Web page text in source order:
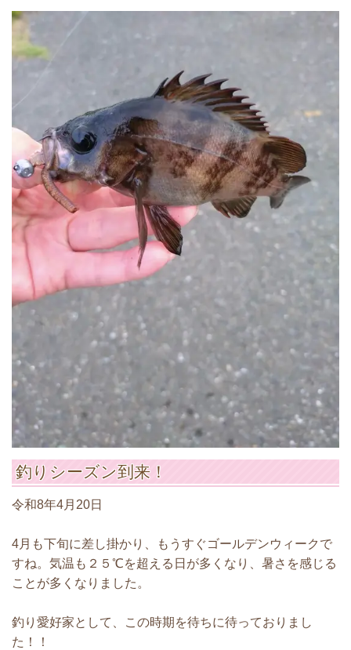
釣りシーズン到来！
令和8年4月20日
4月も下旬に差し掛かり、もうすぐゴールデンウィークで
すね。気温も２５℃を超える日が多くなり、暑さを感じる
ことが多くなりました。
釣り愛好家として、この時期を待ちに待っておりまし
た！！